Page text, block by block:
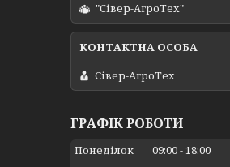
"Сівер-АгроТех"
Сівер-АгроТех
ГРАФІК РОБОТИ
Понеділок 09:00 18:00